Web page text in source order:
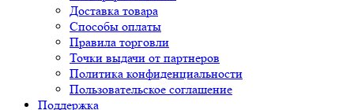
Доставка товара
Способы оплаты
Правила торговли
Точки выдачи от партнеров
Политика конфиденциальности
Пользовательское соглашение
Поддержка